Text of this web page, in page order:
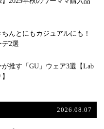
ちんとにもカジュアルにも！
2選
推す「GU」ウェア3選【Lab
2026.08.07